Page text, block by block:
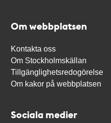
Om webbplatsen
Kontakta oss
Om Stockholmskällan
Tillgänglighetsredogörelse
Om kakor på webbplatsen
Sociala medier